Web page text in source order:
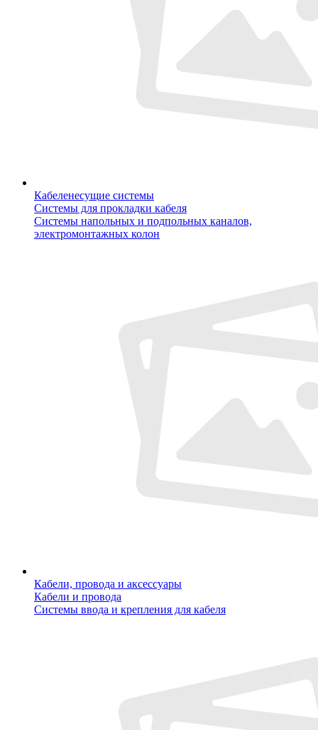
Кабеленесущие системы
Системы для прокладки кабеля
Системы напольных и подпольных каналов,
электромонтажных колон
Кабели, провода и аксессуары
Кабели и провода
Системы ввода и крепления для кабеля